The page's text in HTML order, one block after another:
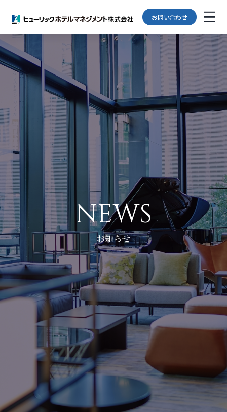
お問い合わせ
JP EN
ABOUT US 私たちについて
OUR HOTELS ホテル一覧
NEWS お知らせ
COMPANY 会社概要
NEWS
お知らせ